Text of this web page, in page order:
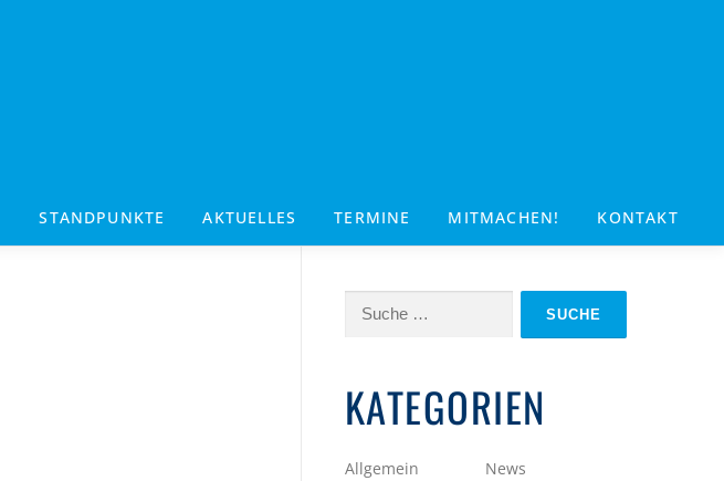
STANDPUNKTE AKTUELLES TERMINE MITMACHEN! KONTAKT
Suche
KATEGORIEN
Allgemein
News